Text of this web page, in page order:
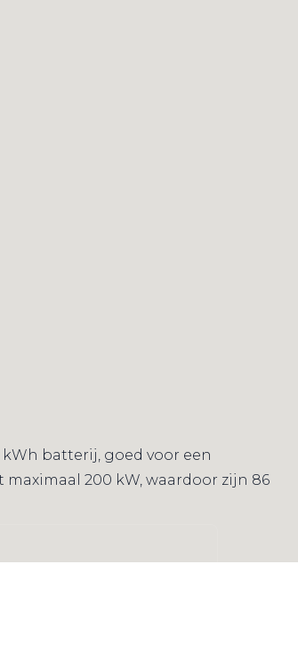
batterij, goed voor een
maximaal 200 kW, waardoor zijn 86